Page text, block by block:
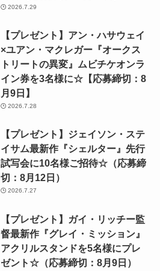
2026.7.29
【プレゼント】アン・ハサウェイ
×ユアン・マクレガー『オークス
トリートの異変』ムビチケオンラ
イン券を3名様に☆【応募締切：8
月9日】
2026.7.28
【プレゼント】ジェイソン・ステ
イサム最新作『シェルター』先行
試写会に10名様ご招待☆（応募締
切：8月12日）
2026.7.27
【プレゼント】ガイ・リッチー監
督最新作『グレイ・ミッション』
アクリルスタンドを5名様にプレ
ゼント☆（応募締切：8月9日）